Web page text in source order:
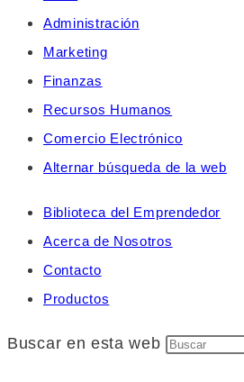
Administración
Marketing
Finanzas
Recursos Humanos
Comercio Electrónico
Alternar búsqueda de la web
Biblioteca del Emprendedor
Acerca de Nosotros
Contacto
Productos
Buscar en esta web